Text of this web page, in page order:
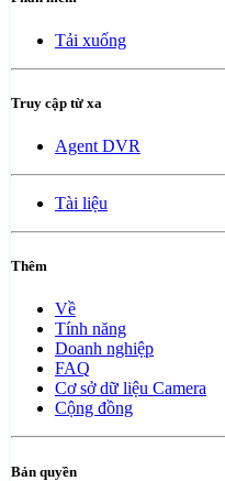
Tải xuống
Truy cập từ xa
Agent DVR
Tài liệu
Thêm
Về
Tính năng
Doanh nghiệp
FAQ
Cơ sở dữ liệu Camera
Cộng đồng
Bản quyền